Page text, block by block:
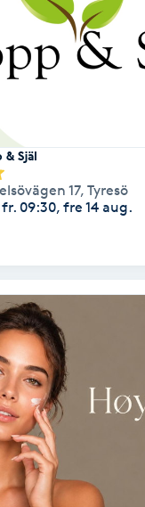
& Själ
17, Tyresö
09:30, fre 14 aug.